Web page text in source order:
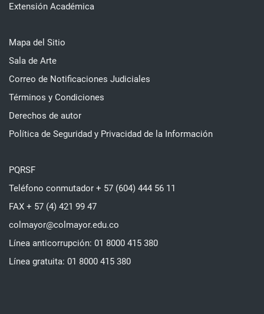
Extensión Académica
Mapa del Sitio
Sala de Arte
Correo de Notificaciones Judiciales
Términos y Condiciones
Derechos de autor
Política de Seguridad y Privacidad de la Información
PQRSF
Teléfono conmutador + 57 (604) 444 56 11
FAX + 57 (4) 421 99 47
colmayor@colmayor.edu.co
Línea anticorrupción: 01 8000 415 380
Línea gratuita: 01 8000 415 380